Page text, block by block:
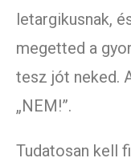
letargikusnak,
megetted a
tesz jót neked.
„NEM!”.
Tudatosan kell